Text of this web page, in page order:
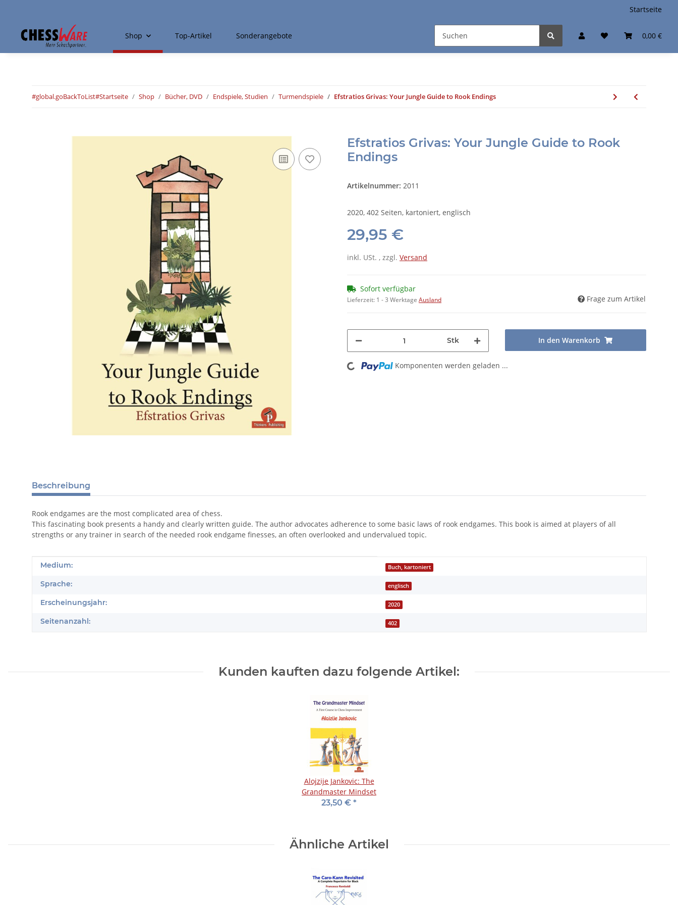
Startseite
0,00 €
Shop Top-Artikel Sonderangebote
#global.goBackToList#Startseite Shop Bücher, DVD Endspiele, Studien Turmendspiele Efstratios Grivas: Your Jungle Guide to Rook Endings
Efstratios Grivas: Your Jungle Guide to Rook
Endings
Artikelnummer: 2011
2020, 402 Seiten, kartoniert, englisch
29,95 €
inkl. USt. , zzgl. Versand
Sofort verfügbar
Lieferzeit: 1 - 3 Werktage Ausland Frage zum Artikel
Stk In den Warenkorb
Loading... Komponenten werden geladen ...
Beschreibung
Rook endgames are the most complicated area of chess.
This fascinating book presents a handy and clearly written guide. The author advocates adherence to some basic laws of rook endgames. This book is aimed at players of all
strengths or any trainer in search of the needed rook endgame finesses, an often overlooked and undervalued topic.
Produkteigenschaft
Wert
Medium: Buch, kartoniert
Sprache: englisch
Erscheinungsjahr: 2020
Seitenanzahl: 402
Kunden kauften dazu folgende Artikel:
Alojzije Jankovic: The
Grandmaster Mindset
23,50 € *
Ähnliche Artikel